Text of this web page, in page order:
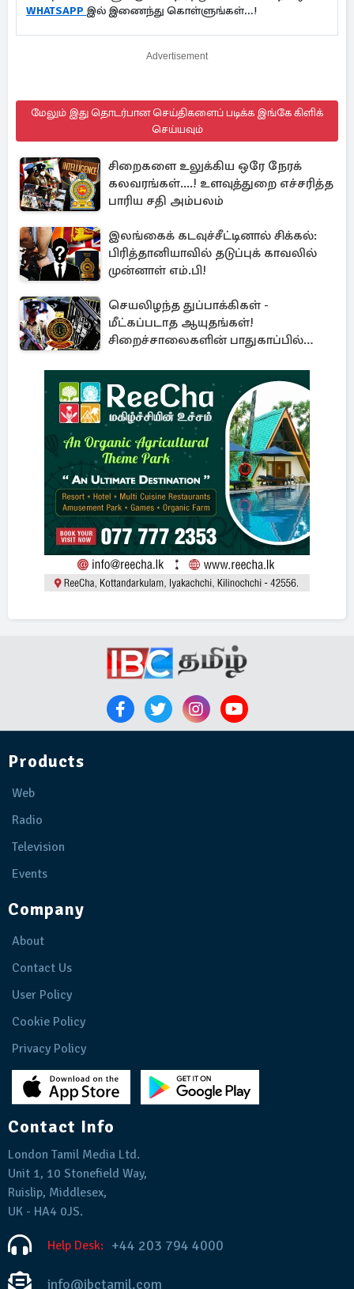
WHATSAPP இல் இணைந்து கொள்ளுங்கள்...!
Advertisement
மேலும் இது தொடர்பான செய்திகளைப் படிக்க இங்கே கிளிக்
செய்யவும்
சிறைகளை உலுக்கிய ஒரே நேரக்
கலவரங்கள்....! உளவுத்துறை எச்சரித்த
பாரிய சதி அம்பலம்
இலங்கைக் கடவுச்சீட்டினால் சிக்கல்:
பிரித்தானியாவில் தடுப்புக் காவலில்
முன்னாள் எம்.பி!
செயலிழந்த துப்பாக்கிகள் -
மீட்கப்படாத ஆயுதங்கள்!
சிறைச்சாலைகளின் பாதுகாப்பில்
Products
Web
Radio
Television
Events
Company
About
Contact Us
User Policy
Cookie Policy
Privacy Policy
Contact Info
London Tamil Media Ltd.
Unit 1, 10 Stonefield Way,
Ruislip, Middlesex,
UK - HA4 0JS.
Help Desk: +44 203 794 4000
info@ibctamil.com